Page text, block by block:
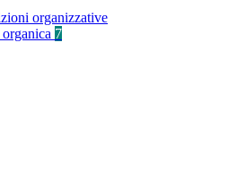
organizzative
7